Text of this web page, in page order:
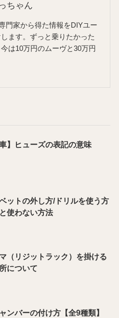
ちゃん
門家から得た情報をDIYユー
ます。ずっと乗りたかった
は10万円のムーヴと30万円
車】ヒューズの表記の意味
ットの外し方/ドリルを使う方
使わない方法
（リジットラック）を掛ける
について
ンバーの付け方【全9種類】